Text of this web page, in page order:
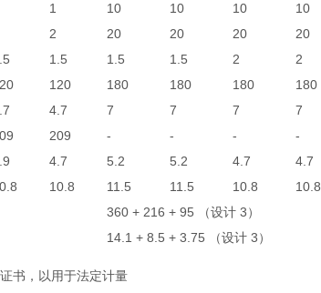
1
10 10 10 10
2
20 20 20 20
1.5 1.5 1.5 2 2
120 180 180 180 180
4.7 7 7 7 7
209 - - - -
4.7 5.2 5.2 4.7 4.7
10.8 11.5 11.5 10.8 10.8
360 + 216 + 95 （设计 3）
14.1 + 8.5 + 3.75 （设计 3）
书，以用于法定计量